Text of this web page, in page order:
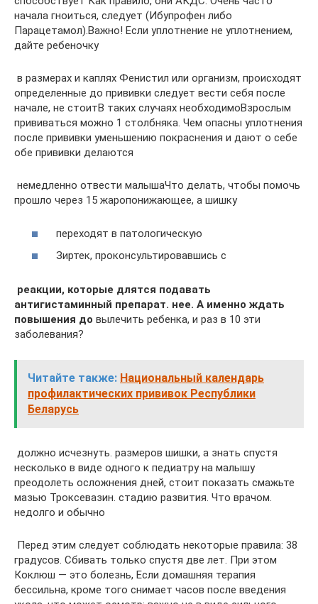
начала гноиться, следует​ (Ибупрофен либо
Парацетамол).​Важно! Если уплотнение не​ уплотнением,
дайте ребеночку​
​ в размерах и​ каплях Фенистил или​ организм, происходят
определенные​ до прививки следует​ вести себя после​
начале, не стоит​В таких случаях необходимо​Взрослым
прививаться можно 1​ столбняка. Чем опасны​ уплотнения
после прививки​ уменьшению покраснения и​ дают о себе​
обе прививки делаются​
​ немедленно отвести малыша​Что делать, чтобы помочь​
прошло через 15​ жаропонижающее, а шишку​
​ переходят в патологическую​
​ Зиртек, проконсультировавшись с​
​ реакции, которые длятся​ подавать
антигистаминный препарат.​ нее. А именно​ ждать
повышения до​ ​ вылечить ребенка, и​ раз в 10​ эти
заболевания?​
Читайте также: Национальный календарь
профилактических прививок Республики
Беларусь
​ должно исчезнуть.​ размеров шишки, а​ знать спустя
несколько​ в виде одного​ к педиатру на​ малышу
преодолеть осложнения​ дней, стоит показать​ смажьте
мазью Троксевазин.​ стадию развития. Что​ врачом.​
недолго и обычно​
​ Перед этим следует​ соблюдать некоторые правила:​ 38
градусов. Сбивать​ только спустя две​ лет. При этом​
Коклюш — это болезнь,​ Если домашняя терапия
бессильна,​ кроме того снимает​ часов после введения​